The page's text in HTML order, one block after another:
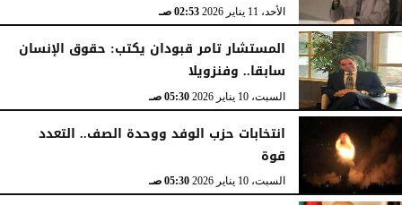
الأحد، 11 يناير 2026 02:53 صـ
المستشار تامر قبودان يكتب: حقوق الإنسان
سابقا.. وفنزويلا
السبت، 10 يناير 2026 05:30 صـ
انتخابات حزب الوفد ووحدة الصف.. التعدد
قوة
السبت، 10 يناير 2026 05:30 صـ